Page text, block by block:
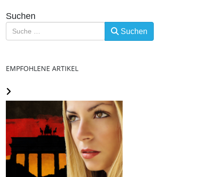
Suchen
Suchen
EMPFOHLENE ARTIKEL